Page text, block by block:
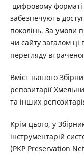
цифровому
забезпечують
поколінь. За умови
чи сайту загалом
перегляду
Вміст нашого
репозитарії
та інших
Крім цього, у
інструментарій
(PKP Preservation